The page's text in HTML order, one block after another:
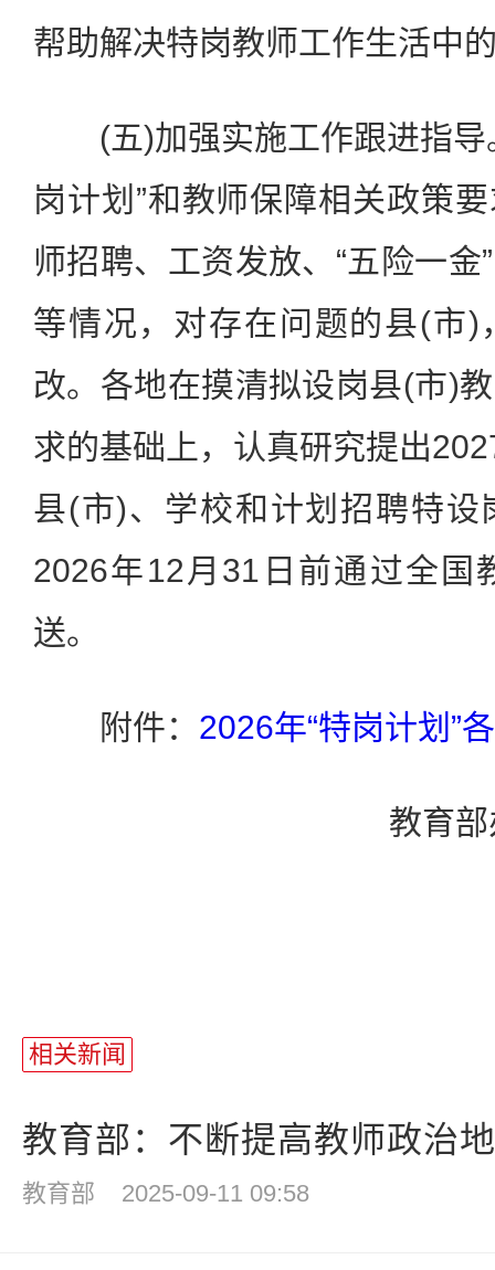
帮助解决特岗教师工作生活中
(五)加强实施工作跟进指导
岗计划”和教师保障相关政策
师招聘、工资发放、“五险一
等情况，对存在问题的县(市)
改。各地在摸清拟设岗县(市)
求的基础上，认真研究提出
县(市)、学校和计划招聘特设
2026年12月31日前通过全国
送。
附件： 2026年“特岗计划”
教育部
相关新闻
教育部：不断提高教师政治
教育部 2025-09-11 09:58